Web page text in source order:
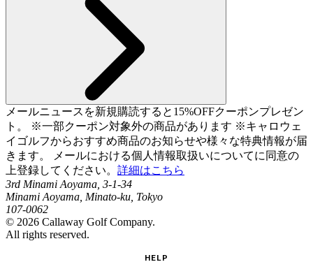
メールニュースを新規購読すると15%OFFクーポンプレゼン
ト。 ※一部クーポン対象外の商品があります ※キャロウェ
イゴルフからおすすめ商品のお知らせや様々な特典情報が届
きます。 メールにおける個人情報取扱いについてに同意の
上登録してください。 詳細はこちら
3rd Minami Aoyama, 3-1-34
Minami Aoyama, Minato-ku, Tokyo
107-0062
© 2026 Callaway Golf Company.
All rights reserved.
HELP